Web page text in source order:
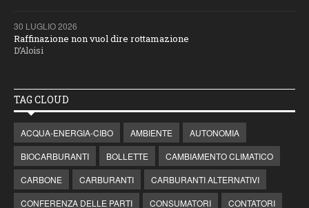
30 LUGLIO 2026
Raffinazione non vuol dire rottamazione
D’Aloisi
TAG CLOUD
ACQUA-ENERGIA-CIBO AMBIENTE
AUTONOMIA
BIOCARBURANTI
BOLLETTE
CAMBIAMENTO CLIMATICO
CARBONE
CARBURANTI
CARBURANTI ALTERNATIVI
CONFERENZA DELLE PARTI
CONSUMATORI CONTATORI